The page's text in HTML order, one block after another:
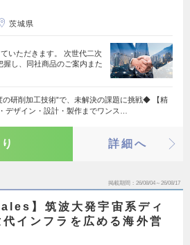
茨城県
いただきます。 次世代二次
握し、同社商品のご案内また
研削加工技術”で、未解決の課題に挑戦◆ 【精
ザイン・設計・製作までワンス…
詳細へ
掲載期間 26/08/04～26/08/17
】筑波大発宇宙系ディ
インフラを広める海外営